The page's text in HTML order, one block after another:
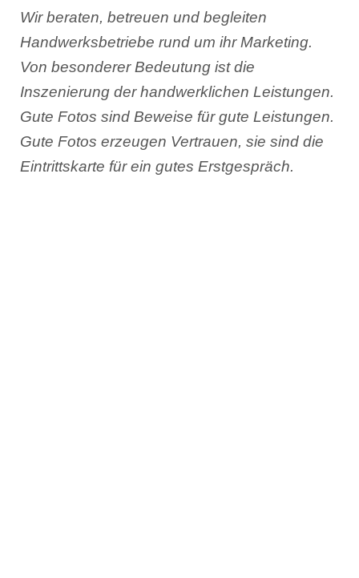
Wir beraten, betreuen und begleiten
Handwerksbetriebe rund um ihr Marketing.
Von besonderer Bedeutung ist die
Inszenierung der handwerklichen Leistungen.
Gute Fotos sind Beweise für gute Leistungen.
Gute Fotos erzeugen Vertrauen, sie sind die
Eintrittskarte für ein gutes Erstgespräch.